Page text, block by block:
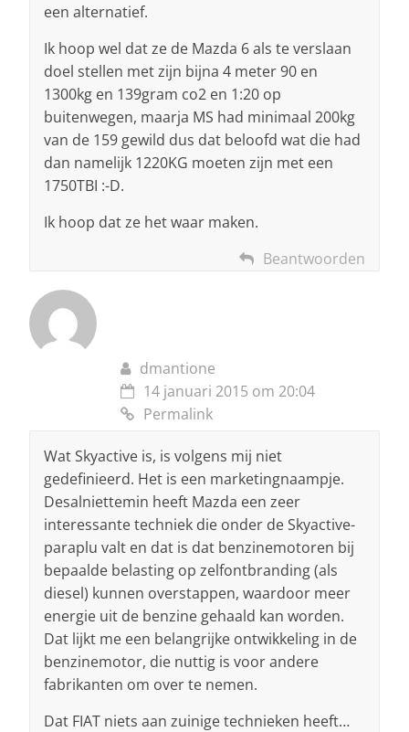
een alternatief.
Ik hoop wel dat ze de Mazda 6 als te verslaan
doel stellen met zijn bijna 4 meter 90 en
1300kg en 139gram co2 en 1:20 op
buitenwegen, maarja MS had minimaal 200kg
van de 159 gewild dus dat beloofd wat die had
dan namelijk 1220KG moeten zijn met een
1750TBI :-D.
Ik hoop dat ze het waar maken.
Beantwoorden
dmantione
14 januari 2015 om 20:04
Permalink
Wat Skyactive is, is volgens mij niet
gedefinieerd. Het is een marketingnaampje.
Desalniettemin heeft Mazda een zeer
interessante techniek die onder de Skyactive-
paraplu valt en dat is dat benzinemotoren bij
bepaalde belasting op zelfontbranding (als
diesel) kunnen overstappen, waardoor meer
energie uit de benzine gehaald kan worden.
Dat lijkt me een belangrijke ontwikkeling in de
benzinemotor, die nuttig is voor andere
fabrikanten om over te nemen.
Dat FIAT niets aan zuinige technieken heeft…